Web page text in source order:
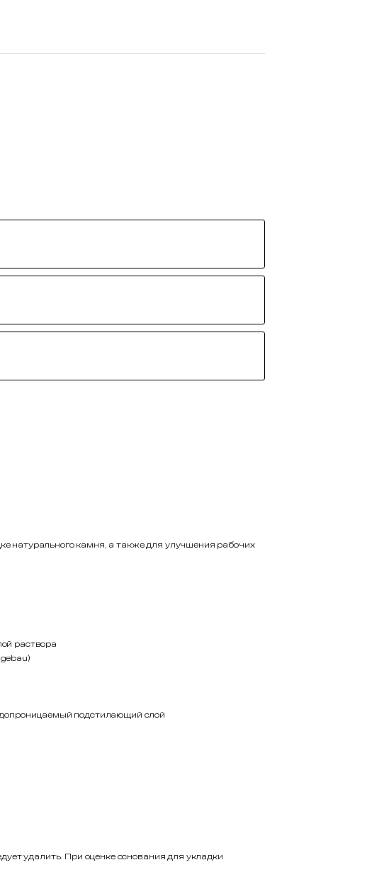
натурального камня, а также для улучшения рабочих
раствора
подстилающий слой
удалить. При оценке основания для укладки